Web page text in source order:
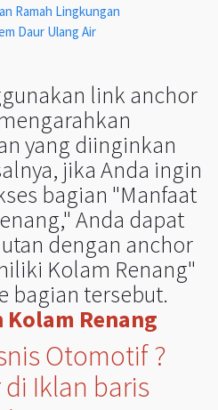
Ramah Lingkungan
Daur Ulang Air
link anchor
yang diinginkan
jika Anda ingin
bagian "Manfaat
Anda dapat
dengan anchor
Kolam Renang"
bagian tersebut.
Renang
Otomotif ?
Iklan baris